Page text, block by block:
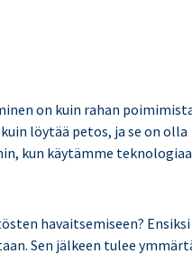
on kuin rahan
löytää petos, ja se on olla
kun käytämme teknologiaa
havaitsemiseen? Ensiksi
Sen jälkeen tulee